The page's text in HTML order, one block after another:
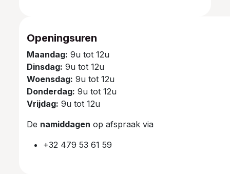
Openingsuren
Maandag: 9u tot 12u
Dinsdag: 9u tot 12u
Woensdag: 9u tot 12u
Donderdag: 9u tot 12u
Vrijdag: 9u tot 12u
De namiddagen op afspraak via
+32 479 53 61 59